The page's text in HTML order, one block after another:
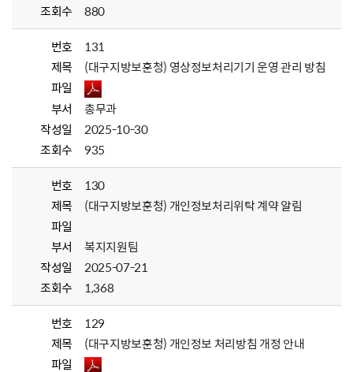
조회수
880
번호
131
제목
(대구지방보훈청) 영상정보처리기기 운영 관리 방침
파일
부서
총무과
작성일
2025-10-30
조회수
935
번호
130
제목
(대구지방보훈청) 개인정보처리위탁 계약 알림
파일
부서
복지지원팀
작성일
2025-07-21
조회수
1,368
번호
129
제목
(대구지방보훈청) 개인정보 처리방침 개정 안내
파일